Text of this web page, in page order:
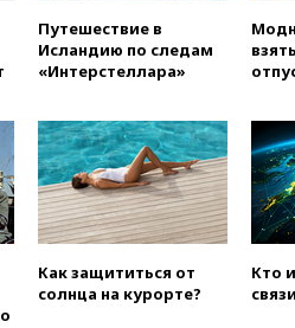
проверить
наличие
пятилетний
падении из
этажа
вчера, 17:17
Путешествие в
Исландию по следам
«Интерстеллара»
Как защититься от
солнца на курорте?
Кто